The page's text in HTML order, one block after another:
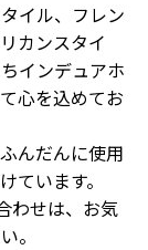
イル、フレン
カンスタイ
インデュアホ
心を込めてお
んだんに使用
ています。
わせは、お気
。